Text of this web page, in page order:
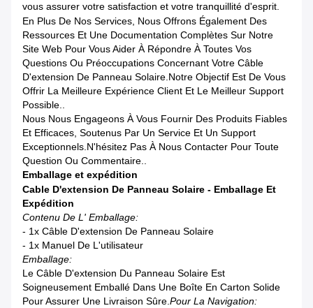
vous assurer votre satisfaction et votre tranquillité d'esprit.
En Plus De Nos Services, Nous Offrons Également Des
Ressources Et Une Documentation Complètes Sur Notre
Site Web Pour Vous Aider À Répondre À Toutes Vos
Questions Ou Préoccupations Concernant Votre Câble
D'extension De Panneau Solaire.Notre Objectif Est De Vous
Offrir La Meilleure Expérience Client Et Le Meilleur Support
Possible..
Nous Nous Engageons À Vous Fournir Des Produits Fiables
Et Efficaces, Soutenus Par Un Service Et Un Support
Exceptionnels.N'hésitez Pas À Nous Contacter Pour Toute
Question Ou Commentaire..
Emballage et expédition
Cable D'extension De Panneau Solaire - Emballage Et
Expédition
Contenu De L' Emballage:
- 1x Câble D'extension De Panneau Solaire
- 1x Manuel De L'utilisateur
Emballage:
Le Câble D'extension Du Panneau Solaire Est
Soigneusement Emballé Dans Une Boîte En Carton Solide
Pour Assurer Une Livraison Sûre.Pour La Navigation: